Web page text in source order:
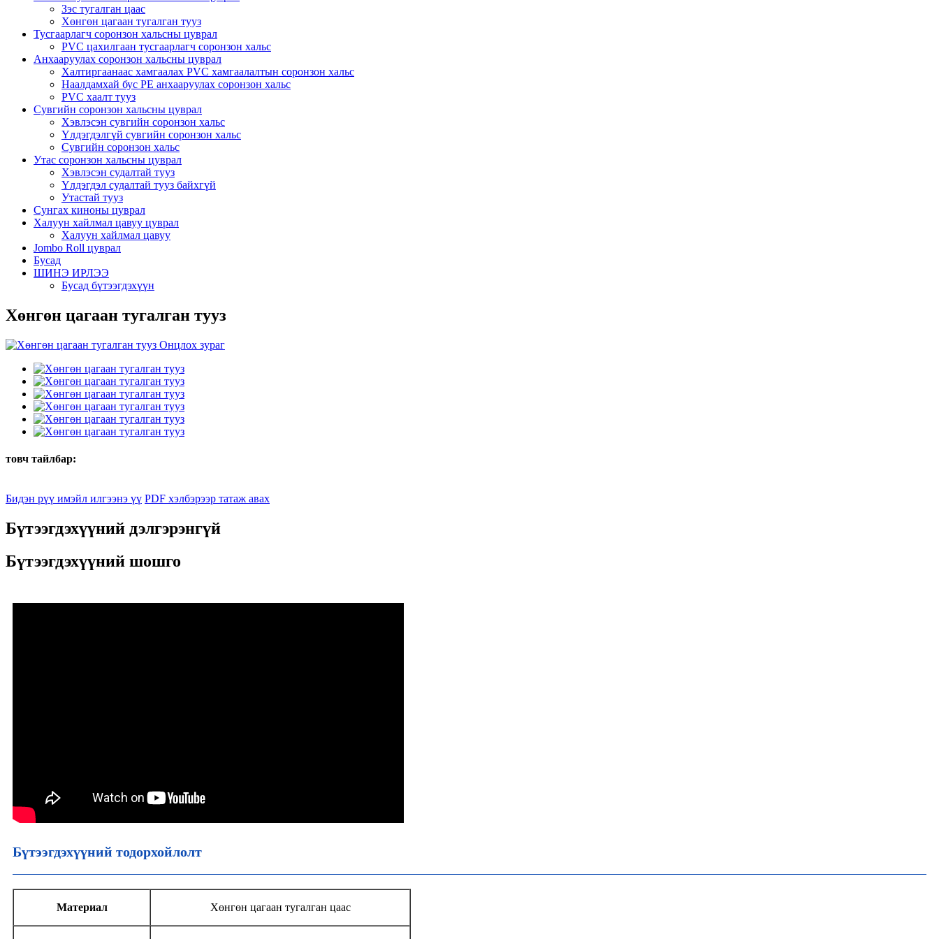
Зэс тугалган цаас
Хөнгөн цагаан тугалган тууз
Тусгаарлагч соронзон хальсны цуврал
PVC цахилгаан тусгаарлагч соронзон хальс
Анхааруулах соронзон хальсны цуврал
Халтиргаанаас хамгаалах PVC хамгаалалтын соронзон хальс
Наалдамхай бус PE анхааруулах соронзон хальс
PVC хаалт тууз
Сувгийн соронзон хальсны цуврал
Хэвлэсэн сувгийн соронзон хальс
Үлдэгдэлгүй сувгийн соронзон хальс
Сувгийн соронзон хальс
Утас соронзон хальсны цуврал
Хэвлэсэн судалтай тууз
Үлдэгдэл судалтай тууз байхгүй
Утастай тууз
Сунгах киноны цуврал
Халуун хайлмал цавуу цуврал
Халуун хайлмал цавуу
Jombo Roll цуврал
Бусад
ШИНЭ ИРЛЭЭ
Бусад бүтээгдэхүүн
Хөнгөн цагаан тугалган тууз
товч тайлбар:
Бидэн рүү имэйл илгээнэ үү PDF хэлбэрээр татаж авах
Бүтээгдэхүүний дэлгэрэнгүй
Бүтээгдэхүүний шошго
Бүтээгдэхүүний тодорхойлолт
Материал Хөнгөн цагаан тугалган цаас